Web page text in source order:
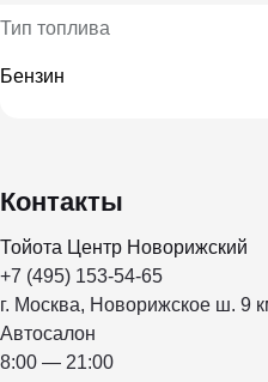
Тип топлива
Бензин
Контакты
Тойота Центр Новорижский
+7 (495) 153-54-65
г. Москва, Новорижское ш. 9
Автосалон
8:00 — 21:00